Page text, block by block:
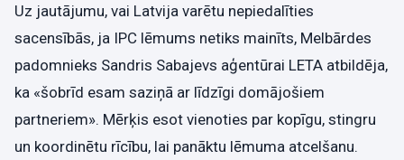
Uz jautājumu, vai Latvija varētu nepiedalīties
sacensībās, ja IPC lēmums netiks mainīts, Melbārdes
padomnieks Sandris Sabajevs aģentūrai LETA atbildēja,
ka «šobrīd esam saziņā ar līdzīgi domājošiem
partneriem». Mērķis esot vienoties par kopīgu, stingru
un koordinētu rīcību, lai panāktu lēmuma atcelšanu.